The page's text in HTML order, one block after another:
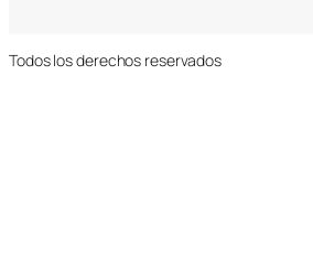
Todos los derechos reservados